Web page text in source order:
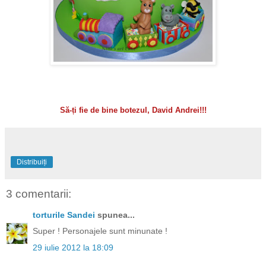
Să-ți fie de bine botezul, David Andrei!!!
Distribuiți
3 comentarii:
torturile Sandei spunea...
Super ! Personajele sunt minunate !
29 iulie 2012 la 18:09